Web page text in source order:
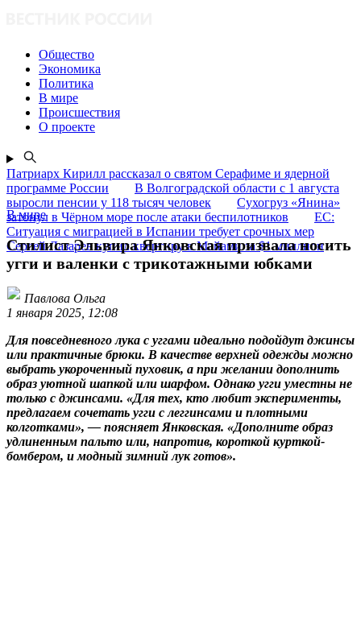
Общество
Экономика
Политика
В мире
Происшествия
О проекте
Патриарх Кирилл рассказал о святом Серафиме и ядерной
программе России
В Волгоградской области с 1 августа
выросли пенсии у 118 тысяч человек
Сухогруз «Янина»
затонул в Чёрном море после атаки беспилотников
ЕС:
Ситуация с миграцией в Испании требует срочных мер
Сергей Лазарев купил квартиру в Майами за $1 миллион
В мире
Стилист Эльвира Янковская призвала носить
угги и валенки с трикотажными юбками
Павлова Ольга
1 января 2025, 12:08
Для повседневного лука с уггами идеально подойдут джинсы
или практичные брюки. В качестве верхней одежды можно
выбрать укороченный пуховик, а при желании дополнить
образ уютной шапкой или шарфом. Однако угги уместны не
только с джинсами. «Для тех, кто любит эксперименты,
предлагаем сочетать угги с леггинсами и плотными
колготками», — поясняет Янковская. «Дополните образ
удлиненным пальто или, напротив, короткой курткой-
бомбером, и модный зимний лук готов».